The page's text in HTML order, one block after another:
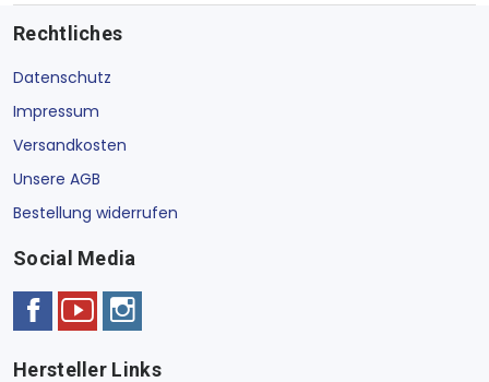
Rechtliches
Datenschutz
Impressum
Versandkosten
Unsere AGB
Bestellung widerrufen
Social Media
Hersteller Links